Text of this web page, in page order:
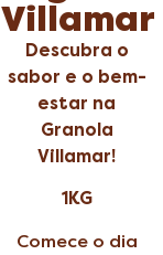
Villamar
Descubra o
sabor e o bem-
estar na
Granola
Villamar!
1KG
Comece o dia